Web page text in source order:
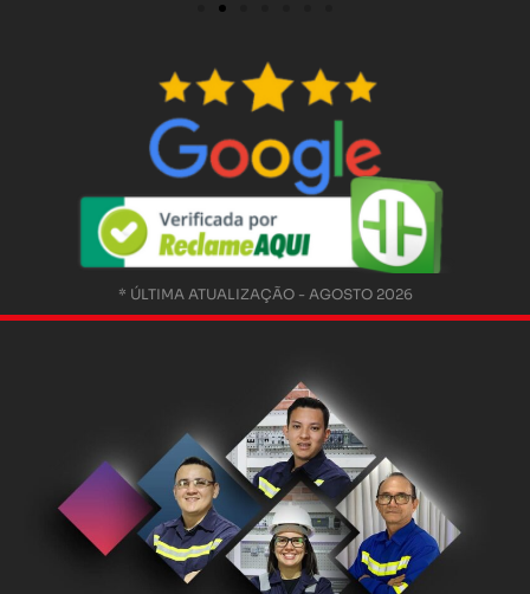
* ÚLTIMA ATUALIZAÇÃO - AGOSTO 2026